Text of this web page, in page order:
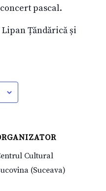
pascal.
Țăndărică și
Cultural
(Suceava)